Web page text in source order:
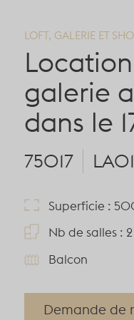
LOFT, GALERIE ET
galerie
dans le
75017
Superficie :
Nb de salles : 2
Balcon
Demande de